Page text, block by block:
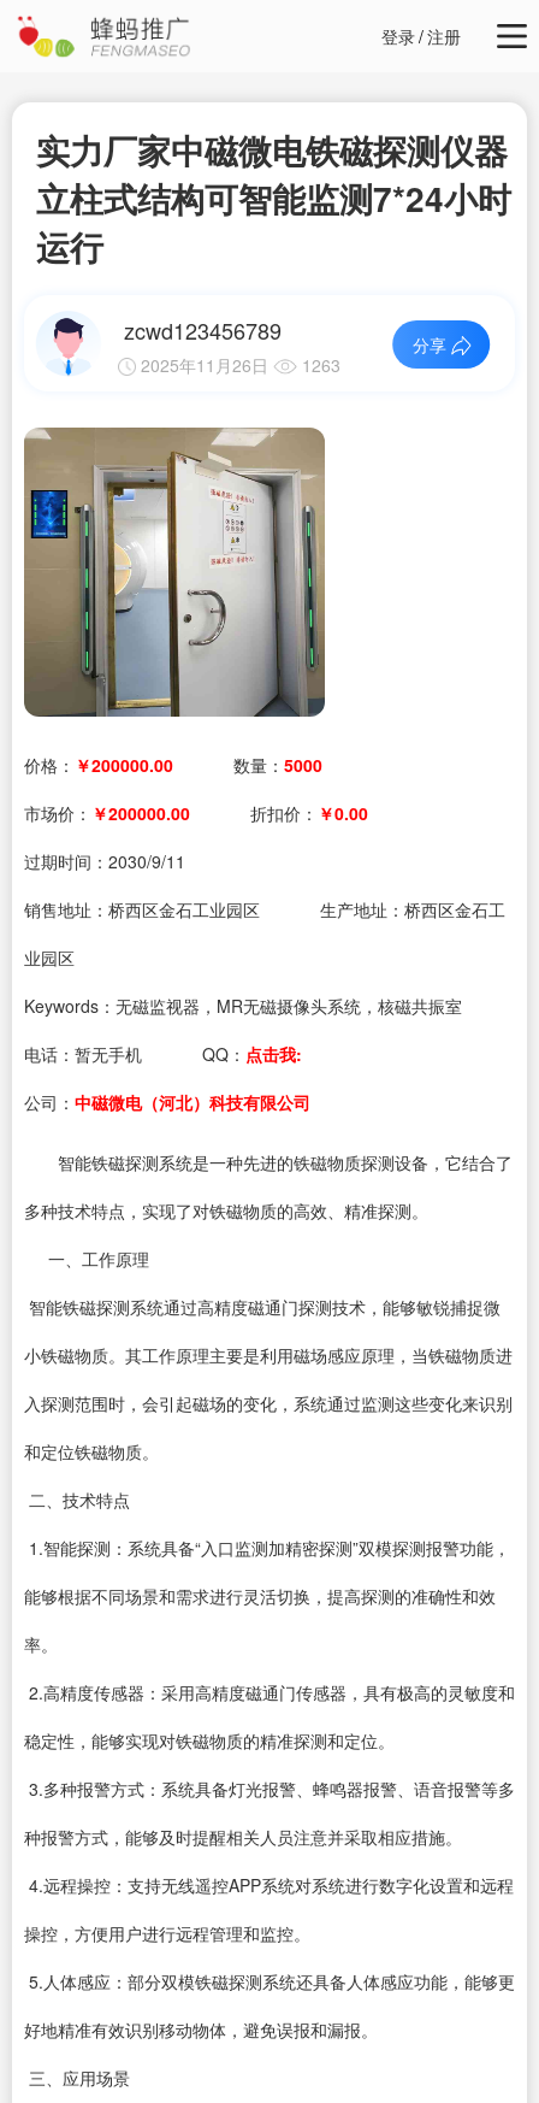
登录/注册
实力厂家中磁微电铁磁探测仪器
立柱式结构可智能监测7*24小时
运行
zcwd123456789
2025年11月26日 1263
分享
价格： ￥200000.00 数量： 5000
市场价： ￥200000.00 折扣价： ￥0.00
过期时间： 2030/9/11
销售地址：桥西区金石工业园区
生产地址：桥西区金石工
业园区
Keywords：无磁监视器，MR无磁摄像头系统，核磁共振室
电话： 暂无手机 QQ： 点击我:
公司： 中磁微电（河北）科技有限公司
智能铁磁探测系统是一种先进的铁磁物质探测设备，它结合了
多种技术特点，实现了对铁磁物质的高效、精准探测。
一、工作原理
智能铁磁探测系统通过高精度磁通门探测技术，能够敏锐捕捉微
小铁磁物质。其工作原理主要是利用磁场感应原理，当铁磁物质进
入探测范围时，会引起磁场的变化，系统通过监测这些变化来识别
和定位铁磁物质。
二、技术特点
1.智能探测：系统具备“入口监测加精密探测”双模探测报警功能，
能够根据不同场景和需求进行灵活切换，提高探测的准确性和效
率。
2.高精度传感器：采用高精度磁通门传感器，具有极高的灵敏度和
稳定性，能够实现对铁磁物质的精准探测和定位。
3.多种报警方式：系统具备灯光报警、蜂鸣器报警、语音报警等多
种报警方式，能够及时提醒相关人员注意并采取相应措施。
4.远程操控：支持无线遥控APP系统对系统进行数字化设置和远程
操控，方便用户进行远程管理和监控。
5.人体感应：部分双模铁磁探测系统还具备人体感应功能，能够更
好地精准有效识别移动物体，避免误报和漏报。
三、应用场景